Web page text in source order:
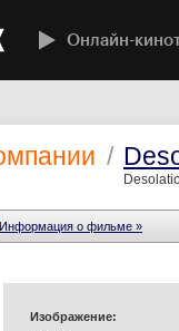
Онлайн-
/
Информация o фильме »
Изображение: